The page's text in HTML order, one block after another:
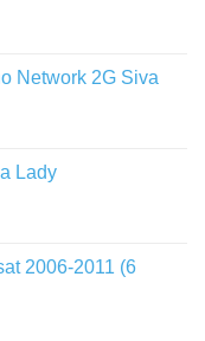
Network 2G Siva
Lady
2006-2011 (6